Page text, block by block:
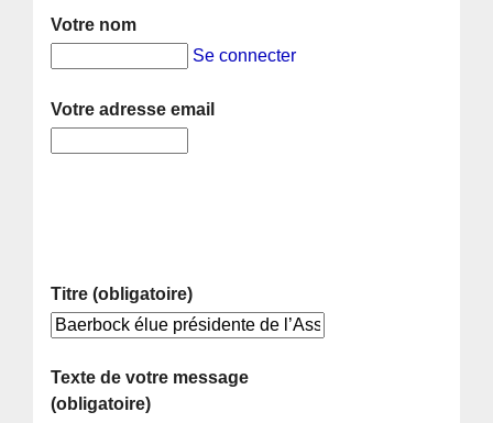
Votre nom
Se connecter
Votre adresse email
Titre (obligatoire)
Texte de votre message
(obligatoire)